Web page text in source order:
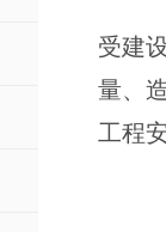
受建
量、
工程